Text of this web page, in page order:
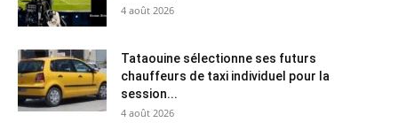
4 août 2026
Tataouine sélectionne ses futurs
chauffeurs de taxi individuel pour la
session...
4 août 2026